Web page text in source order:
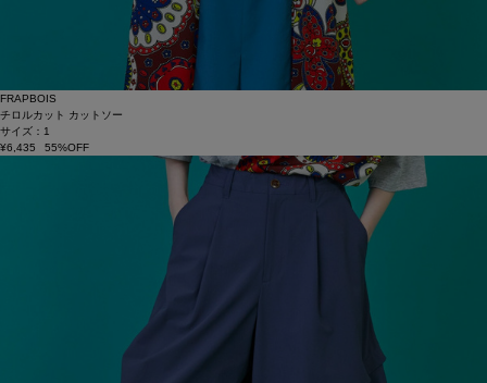
FRAPBOIS
チロルカット カットソー
サイズ：1
¥6,435
55%OFF